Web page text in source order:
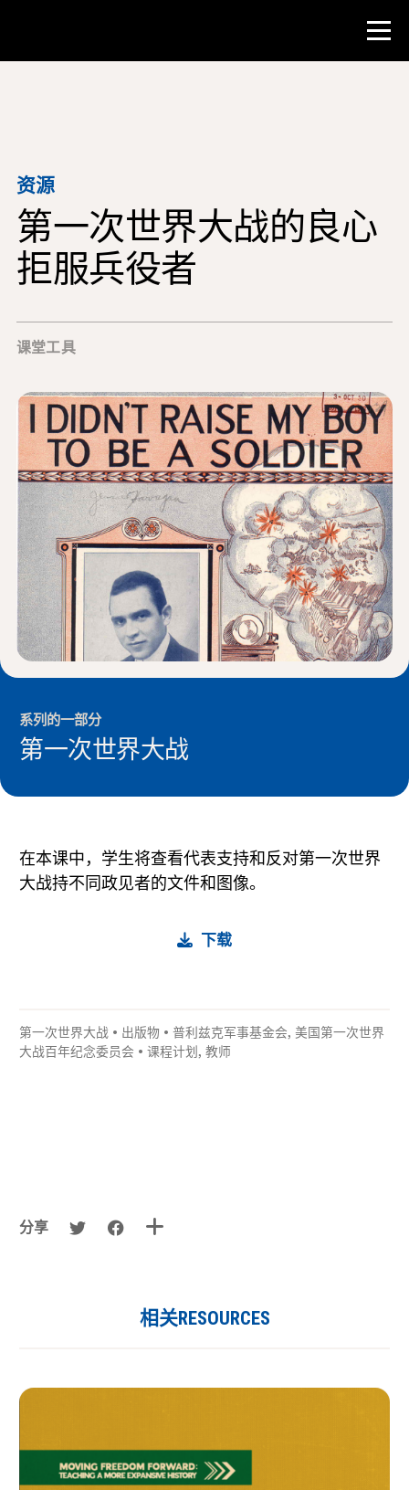
教师资源
课堂工具
培训班
研究所
教学研究技能
为 NHD 学生提供建议
新闻与事件
关于 NHD®
参与其中
资源
第一次世界大战的良心
拒服兵役者
课堂工具
系列的一部分
第一次世界大战
在本课中，学生将查看代表支持和反对第一次世界
大战持不同政见者的文件和图像。
下载
第一次世界大战 • 出版物 • 普利兹克军事基金会, 美国第一次世界
大战百年纪念委员会 • 课程计划 , 教师
分享
相关RESOURCES